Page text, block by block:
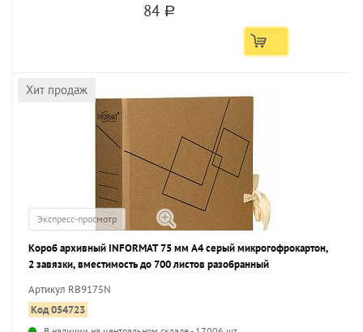
84 a
Хит продаж
Экспресс-просмотр
Короб архивный INFORMAT 75 мм А4 серый микрогофрокартон,
2 завязки, вместимость до 700 листов разобранный
Артикул RB9175N
Код 054723